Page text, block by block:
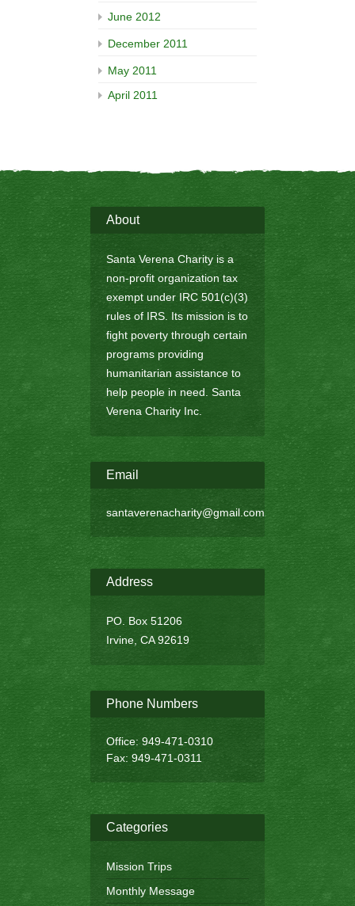
June 2012
December 2011
May 2011
April 2011
About
Santa Verena Charity is a
non-profit organization tax
exempt under IRC 501(c)(3)
rules of IRS. Its mission is to
fight poverty through certain
programs providing
humanitarian assistance to
help people in need. Santa
Verena Charity Inc.
Email
santaverenacharity@gmail.com
Address
PO. Box 51206
Irvine, CA 92619
Phone Numbers
Office: 949-471-0310
Fax: 949-471-0311
Categories
Mission Trips
Monthly Message